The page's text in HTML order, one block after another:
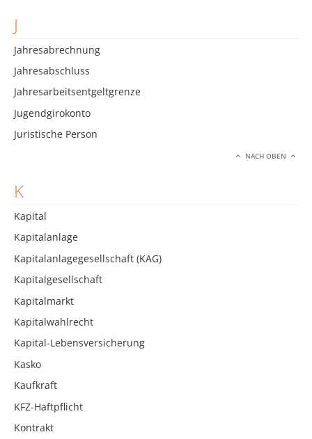
J
Jahresabrechnung
Jahresabschluss
Jahresarbeitsentgeltgrenze
Jugendgirokonto
Juristische Person
NACH OBEN
K
Kapital
Kapitalanlage
Kapitalanlagegesellschaft (KAG)
Kapitalgesellschaft
Kapitalmarkt
Kapitalwahlrecht
Kapital-Lebensversicherung
Kasko
Kaufkraft
KFZ-Haftpflicht
Kontrakt